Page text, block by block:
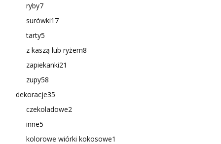
ryby7
surówki17
tarty5
z kaszą lub ryżem8
zapiekanki21
zupy58
dekoracje35
czekoladowe2
inne5
kolorowe wiórki kokosowe1